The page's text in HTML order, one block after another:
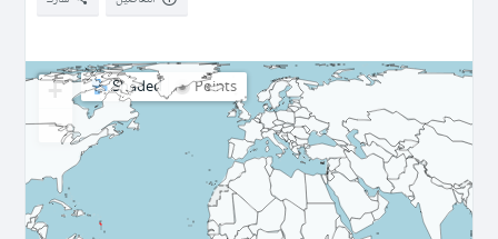
Shaded Points
+
−